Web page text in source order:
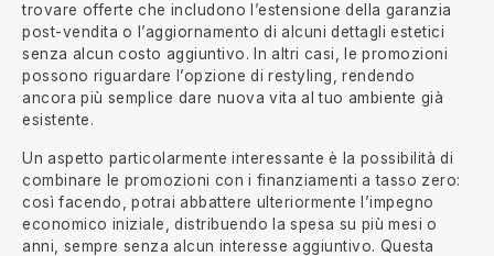
trovare offerte che includono l’estensione della garanzia
post-vendita o l’aggiornamento di alcuni dettagli estetici
senza alcun costo aggiuntivo. In altri casi, le promozioni
possono riguardare l’opzione di restyling, rendendo
ancora più semplice dare nuova vita al tuo ambiente già
esistente.
Un aspetto particolarmente interessante è la possibilità di
combinare le promozioni con i finanziamenti a tasso zero:
così facendo, potrai abbattere ulteriormente l’impegno
economico iniziale, distribuendo la spesa su più mesi o
anni, sempre senza alcun interesse aggiuntivo. Questa